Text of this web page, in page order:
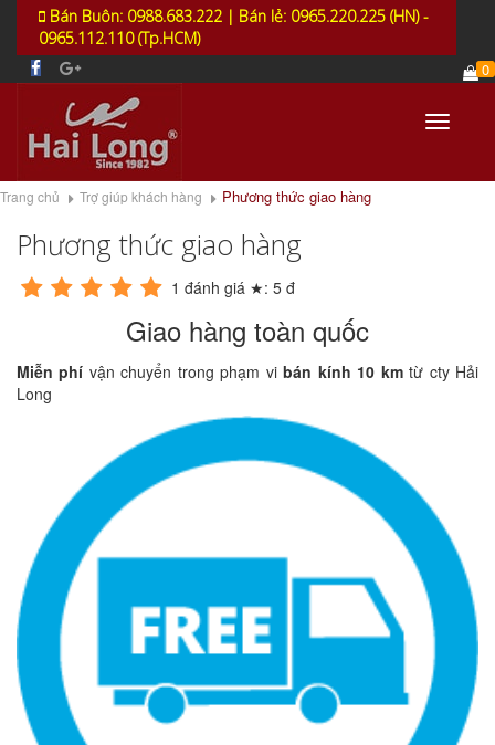
Bán Buôn: 0988.683.222 | Bán lẻ: 0965.220.225 (HN) -
0965.112.110 (Tp.HCM)
0
Toggle
Trang chủ Trợ giúp khách hàng Phương thức giao hàng
Phương thức giao hàng
1 đánh giá ★: 5 đ
Giao hàng toàn quốc
Miễn phí vận chuyển trong phạm vibán kính 10 kmtừ cty Hải
Long